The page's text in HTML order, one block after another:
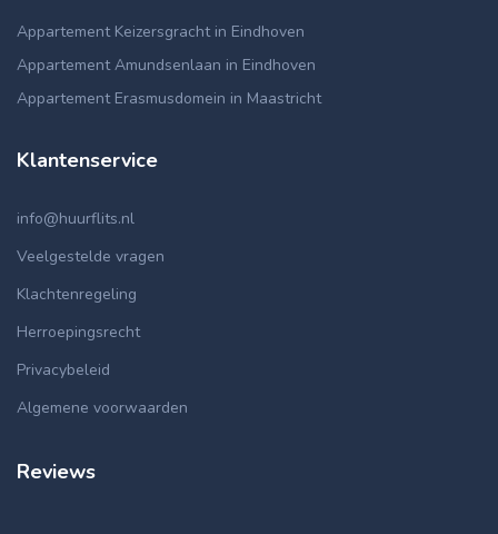
Appartement Keizersgracht in Eindhoven
Appartement Amundsenlaan in Eindhoven
Appartement Erasmusdomein in Maastricht
Klantenservice
info@huurflits.nl
Veelgestelde vragen
Klachtenregeling
Herroepingsrecht
Privacybeleid
Algemene voorwaarden
Reviews